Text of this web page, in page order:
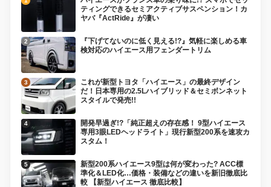
ティングできるセミアクティブサスペンション！カ
ヤバ『ActRide』が凄い
『下げてないのに低く見える!?』気軽に楽しめる車
検対応のハイエース用フェンダートリム
これが新型トヨタ「ハイエース」の最終デザイン
だ！日本専用の2.5Lハイブリッド＆セミボンネット
スタイルで発売!!
開発早過ぎ!?「純正超えの存在感！ 9型ハイエース
専用3眼LEDヘッドライト」現行新型200系を速攻カ
スタム！
新型200系ハイエース9型は何が変わった? ACC標
準化＆LED化…価格・装備などの違いを新旧徹底比
較 【新型ハイエース 徹底比較】